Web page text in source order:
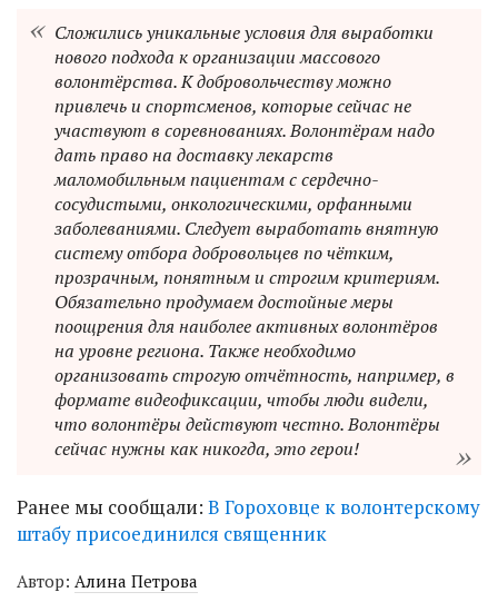
Сложились уникальные условия для выработки
нового подхода к организации массового
волонтёрства. К добровольчеству можно
привлечь и спортсменов, которые сейчас не
участвуют в соревнованиях. Волонтёрам надо
дать право на доставку лекарств
маломобильным пациентам с сердечно-
сосудистыми, онкологическими, орфанными
заболеваниями. Следует выработать внятную
систему отбора добровольцев по чётким,
прозрачным, понятным и строгим критериям.
Обязательно продумаем достойные меры
поощрения для наиболее активных волонтёров
на уровне региона. Также необходимо
организовать строгую отчётность, например, в
формате видеофиксации, чтобы люди видели,
что волонтёры действуют честно. Волонтёры
сейчас нужны как никогда, это герои!
Ранее мы сообщали: В Гороховце к волонтерскому
штабу присоединился священник
Автор: Алина Петрова